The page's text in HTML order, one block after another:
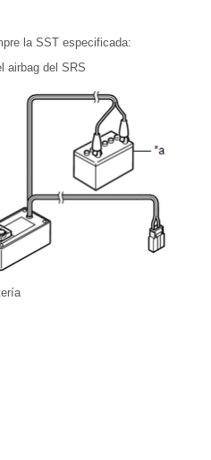
la SST especificada:
airbag del SRS